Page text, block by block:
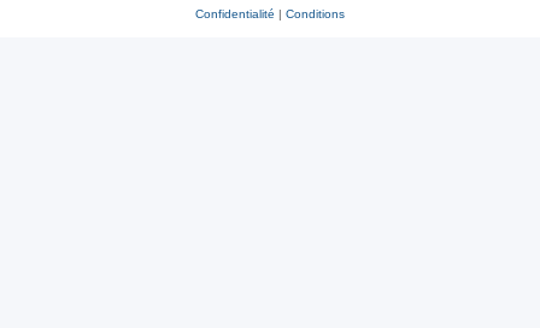
Confidentialité | Conditions